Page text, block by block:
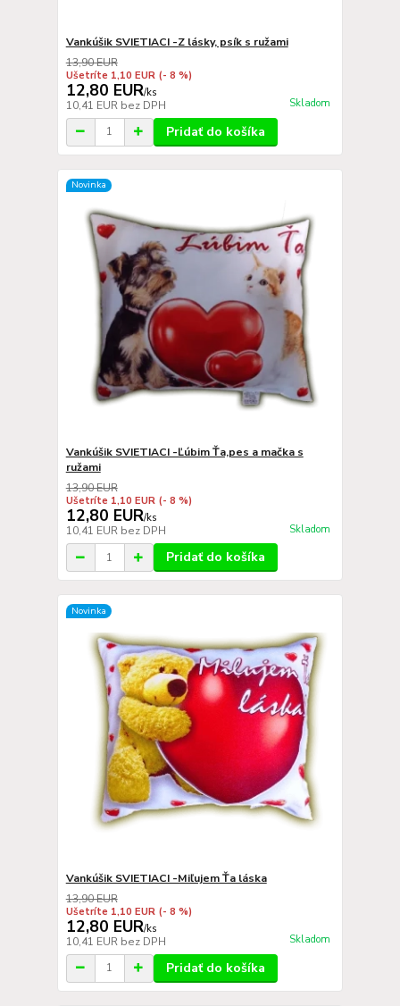
Vankúšik SVIETIACI -Z lásky, psík s ružami
13,90 EUR
Ušetríte 1,10 EUR (- 8 %)
12,80 EUR/ks
10,41 EUR bez DPH Skladom
Pridať do košíka
Novinka
Vankúšik SVIETIACI -Ľúbim Ťa,pes a mačka s
ružami
13,90 EUR
Ušetríte 1,10 EUR (- 8 %)
12,80 EUR/ks
10,41 EUR bez DPH Skladom
Pridať do košíka
Novinka
Vankúšik SVIETIACI -Miľujem Ťa láska
13,90 EUR
Ušetríte 1,10 EUR (- 8 %)
12,80 EUR/ks
10,41 EUR bez DPH Skladom
Pridať do košíka